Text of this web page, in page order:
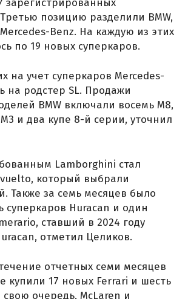
зарегистрированных
позицию разделили BMW,
Benz. На каждую из этих
по 19 новых суперкаров.
на учет суперкаров Mercedes-
на родстер SL. Продажи
BMW включали восемь M8,
и два купе 8-й серии, уточнил
Lamborghini стал
который выбрали
Также за семь месяцев было
суперкаров Huracan и один
ставший в 2024 году
отметил Целиков.
отчетных семи месяцев
купили 17 новых Ferrari и шесть
очередь, McLaren и